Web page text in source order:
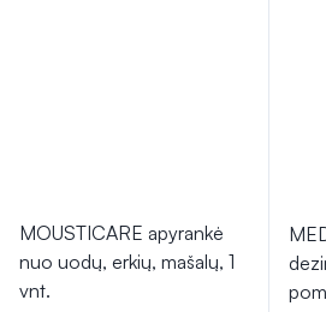
MOUSTICARE apyrankė
nuo uodų, erkių, mašalų, 1
vnt.